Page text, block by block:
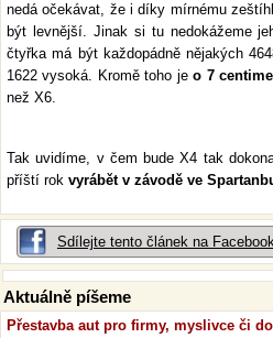
nedá očekávat, že i díky mírnému
být levnější. Jinak si tu nedokážeme
čtyřka má být každopádně nějakých
1622 vysoká. Kromě toho jeo 7
než X6.
Tak uvidíme, v čem bude X4 tak
příští rok vyrábět v závodě ve
Sdílejte tento článek na
Aktuálně píšeme
Přestavba aut pro firmy, myslivce či